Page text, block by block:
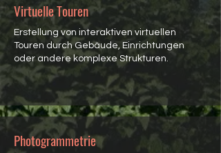
Virtuelle Touren
Erstellung von interaktiven virtuellen
Touren durch Gebäude, Einrichtungen
oder andere komplexe Strukturen.
Photogrammetrie